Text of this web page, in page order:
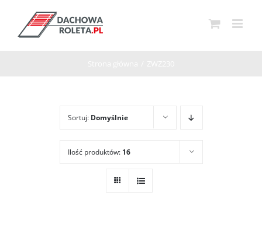
zawartości
Sortuj: Domyślnie
Ilość produktów: 16